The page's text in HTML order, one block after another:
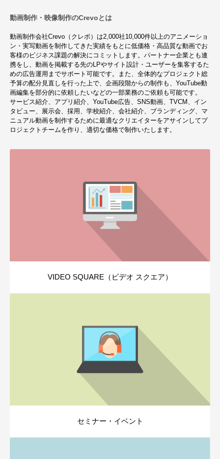
動画制作・映像制作のCrevoとは
動画制作会社Crevo（クレボ）は2,000社10,000件以上のアニメーショ
ン・実写動画を制作してきた実績をもとに低価格・高品質な動画でお
客様のビジネス課題の解決にコミットします。パートナー企業とも連
携をし、動画を掲載する先のLPやサイト設計・ユーザーを集客するた
めの広告運用までサポート可能です。また、全体的なプロジェクト総
予算の配分見直しを行った上で、企画段階からの制作も、YouTube動
画編集を部分的に依頼したいなどの一部業務のご依頼も可能です。
サービス紹介、アプリ紹介、YouTube広告、SNS動画、TVCM、イン
タビュー、展示会、採用、学校紹介、会社紹介、ブランディング、マ
ニュアル動画を制作するために最適なクリエイターをアサインしてプ
ロジェクトチームを作り、適切な価格で制作いたします。
VIDEO SQUARE（ビデオ スクエア）
セミナー・イベント